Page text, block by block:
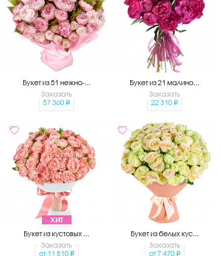
Букет из 51 нежно-...
Заказать
57 360
Букет из 21 малино...
Заказать
22 310
ХИТ
Букет из кустовых ...
Заказать
от 11 810
Букет из белых кус...
Заказать
от 7 470